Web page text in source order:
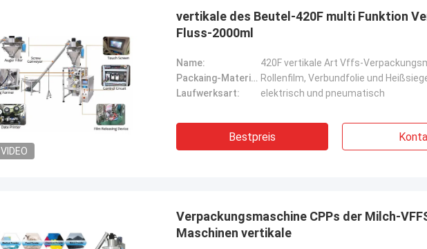
VIDEO
vertikale des Beutel-420F multi Funktion
Fluss-2000ml
Name:
Packaing-Material: Rollenfilm, Verbundfolie und
Laufwerksart:
elektrisch und pneumatisch
Bestpreis
Verpackungsmaschine CPPs der Milch-
Maschinen vertikale